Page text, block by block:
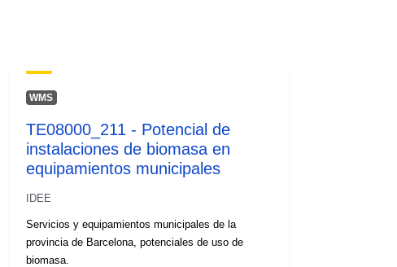
WMS
TE08000_211 - Potencial de
instalaciones de biomasa en
equipamientos municipales
IDEE
Servicios y equipamientos municipales de la
provincia de Barcelona, potenciales de uso de
biomasa.